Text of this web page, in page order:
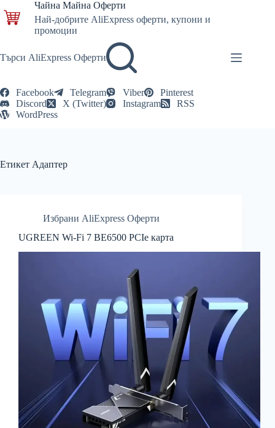
to
content
Чайна Майна Оферти
Най-добрите AliExpress оферти, купони и
промоции
Търси AliExpress Оферти
Facebook Telegram Viber
Pinterest
Discord
X (Twitter) Instagram
RSS
WordPress
Етикет Адаптер
Избрани AliExpress Оферти
UGREEN Wi-Fi 7 BE6500 PCIe карта